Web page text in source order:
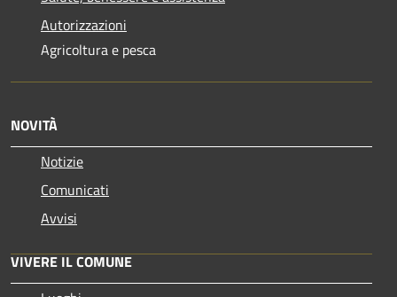
Autorizzazioni
Agricoltura e pesca
NOVITÀ
Notizie
Comunicati
Avvisi
VIVERE IL COMUNE